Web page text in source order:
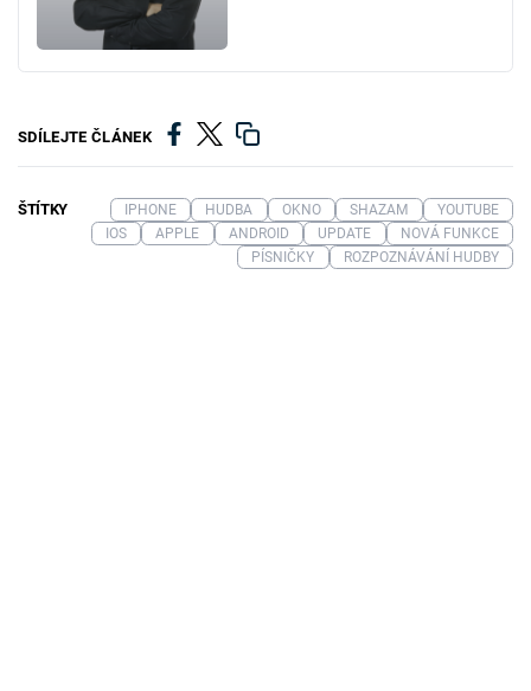
SDÍLEJTE ČLÁNEK
ŠTÍTKY IPHONE HUDBA OKNO SHAZAM
YOUTUBE
IOS
APPLE ANDROID UPDATE
NOVÁ FUNKCE
PÍSNIČKY
ROZPOZNÁVÁNÍ HUDBY